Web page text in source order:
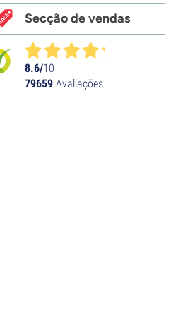
Secção de vendas
8.6/10
79659 Avaliações